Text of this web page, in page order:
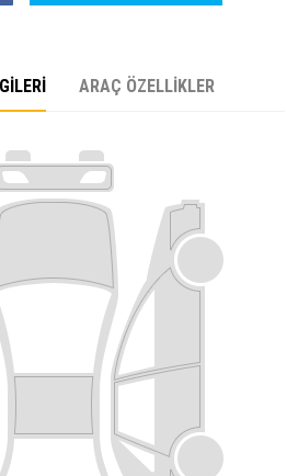
ARAÇ ÖZELLİKLER